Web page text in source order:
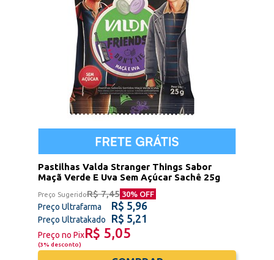
Pastilhas Valda Stranger Things Sabor
Maçã Verde E Uva Sem Açúcar Sachê 25g
Preço SugeridoR$ 7,45 30% OFF
Preço Ultrafarma R$ 5,96
Preço Ultratakado R$ 5,21
Preço no PixR$ 5,05
(3% desconto)